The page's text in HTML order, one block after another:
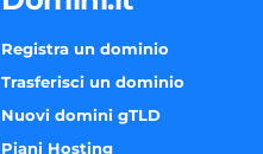
Registra un dominio
Trasferisci un dominio
Nuovi domini gTLD
Piani Hosting